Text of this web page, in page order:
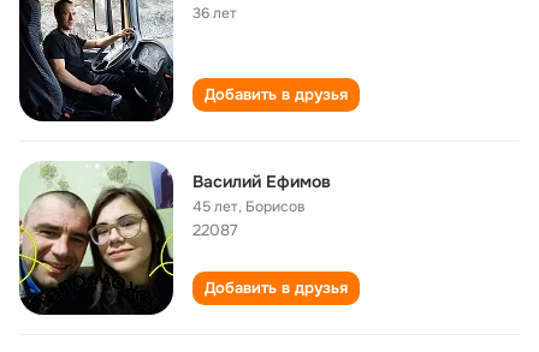
36 лет
Добавить в друзья
Василий Ефимов
45 лет, Борисов
22087
Добавить в друзья